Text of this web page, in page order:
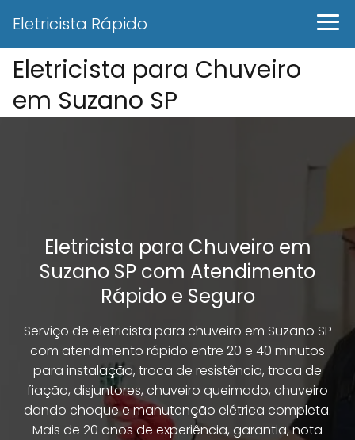
Eletricista Rápido
Eletricista para Chuveiro
em Suzano SP
Eletricista para Chuveiro em
Suzano SP com Atendimento
Rápido e Seguro
Serviço de eletricista para chuveiro em Suzano SP
com atendimento rápido entre 20 e 40 minutos
para instalação, troca de resistência, troca de
fiação, disjuntores, chuveiro queimado, chuveiro
dando choque e manutenção elétrica completa.
Mais de 20 anos de experiência, garantia, nota